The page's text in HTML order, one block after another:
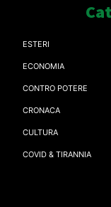
ESTERI
ECONOMIA
CONTRO POTERE
CRONACA
CULTURA
COVID & TIRANNIA